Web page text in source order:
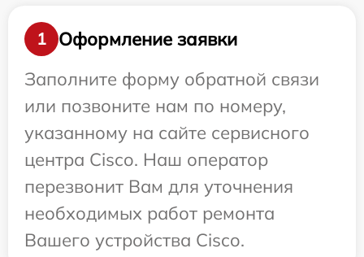
1
Оформление заявки
Заполните форму обратной связи
или позвоните нам по номеру,
указанному на сайте сервисного
центра Cisco. Наш оператор
перезвонит Вам для уточнения
необходимых работ ремонта
Вашего устройства Cisco.